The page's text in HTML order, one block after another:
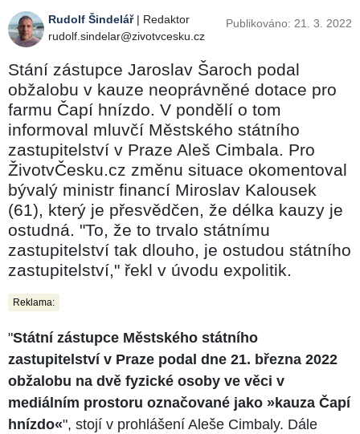
Rudolf Šindelář| Redaktor
rudolf.sindelar@zivotvcesku.cz
Publikováno: 21. 3. 2022
Stání zástupce Jaroslav Šaroch podal
obžalobu v kauze neoprávněné dotace pro
farmu Čapí hnízdo. V pondělí o tom
informoval mluvčí Městského státního
zastupitelství v Praze Aleš Cimbala. Pro
ŽivotvČesku.cz změnu situace okomentoval
bývalý ministr financí Miroslav Kalousek
(61), který je přesvědčen, že délka kauzy je
ostudná. "To, že to trvalo státnímu
zastupitelství tak dlouho, je ostudou státního
zastupitelství," řekl v úvodu expolitik.
Reklama:
"Státní zástupce Městského státního
zastupitelství v Praze podal dne 21. března 2022
obžalobu na dvě fyzické osoby ve věci v
mediálním prostoru označované jako »kauza Čapí
hnízdo«", stojí v prohlášení Aleše Cimbaly. Dále